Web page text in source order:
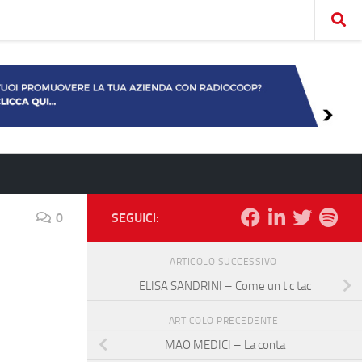
0 SEGUICI:
ARTICOLO SUCCESSIVO
ELISA SANDRINI – Come un tic tac
ARTICOLO PRECEDENTE
MAO MEDICI – La conta